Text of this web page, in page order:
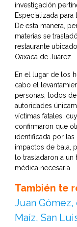
investigación
Especializada
De esta manera,
materias se
restaurante
Oaxaca de Juárez.
En el lugar de los
cabo el
personas, todos
autoridades
víctimas fatales,
confirmaron que
identificada por las
impactos de bala,
lo trasladaron a
médica necesaria.
También te
Juan
Maíz, San